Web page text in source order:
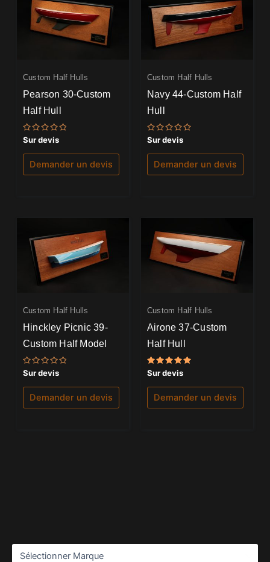
Custom Half Hulls
Pearson 30-Custom
Half Hull
Note
0
sur
Sur devis
Demander un devis
Custom Half Hulls
Navy 44-Custom Half
Hull
Note
0
sur
Sur devis
Demander un devis
Custom Half Hulls
Hinckley Picnic 39-
Custom Half Model
Note
0
sur
Sur devis
Demander un devis
Custom Half Hulls
Airone 37-Custom
Half Hull
Note
5.00
sur 5
Sur devis
Demander un devis